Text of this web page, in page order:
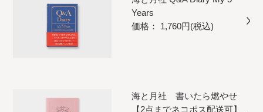
Years
価格： 1,760円(税込)
海と月社 書いたら燃やせ
【2点までネコポス配送可】